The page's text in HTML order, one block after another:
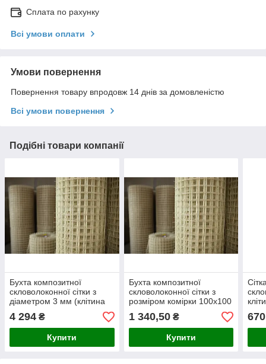
Сплата по рахунку
Всі умови оплати
Умови повернення
Повернення товару впродовж 14 днів за домовленістю
Всі умови повернення
Подібні товари компанії
Бухта композитної
скловолоконної сітки з
діаметром 3 мм (клітина
100x100 мм), довжина 100
метрів.
4 294 ₴
Купити
Бухта композитної
скловолоконної сітки з
розміром комірки 100x100
мм та діаметром 2 мм,
довжиною 50 метрів.
1 340,50₴
Купити